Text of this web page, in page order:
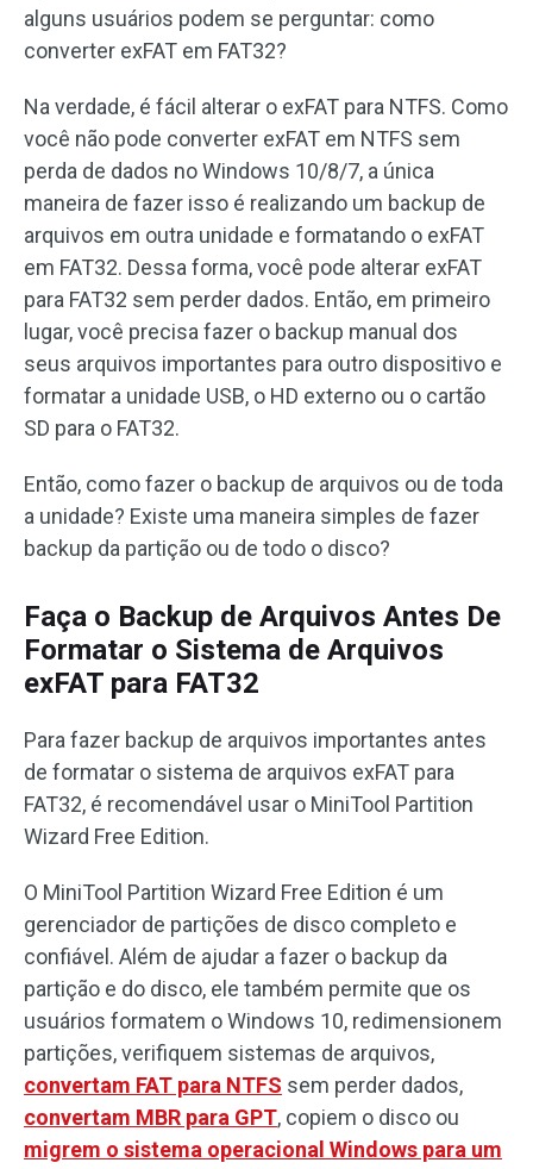
alguns usuários podem se perguntar: como
converter exFAT em FAT32?
Na verdade, é fácil alterar o exFAT para NTFS. Como
você não pode converter exFAT em NTFS sem
perda de dados no Windows 10/8/7, a única
maneira de fazer isso é realizando um backup de
arquivos em outra unidade e formatando o exFAT
em FAT32. Dessa forma, você pode alterar exFAT
para FAT32 sem perder dados. Então, em primeiro
lugar, você precisa fazer o backup manual dos
seus arquivos importantes para outro dispositivo e
formatar a unidade USB, o HD externo ou o cartão
SD para o FAT32.
Então, como fazer o backup de arquivos ou de toda
a unidade? Existe uma maneira simples de fazer
backup da partição ou de todo o disco?
Faça o Backup de Arquivos Antes De
Formatar o Sistema de Arquivos
exFAT para FAT32
Para fazer backup de arquivos importantes antes
de formatar o sistema de arquivos exFAT para
FAT32, é recomendável usar o MiniTool Partition
Wizard Free Edition.
O MiniTool Partition Wizard Free Edition é um
gerenciador de partições de disco completo e
confiável. Além de ajudar a fazer o backup da
partição e do disco, ele também permite que os
usuários formatem o Windows 10, redimensionem
partições, verifiquem sistemas de arquivos,
convertam FAT para NTFS sem perder dados,
convertam MBR para GPT, copiem o disco ou
migrem o sistema operacional Windows para um